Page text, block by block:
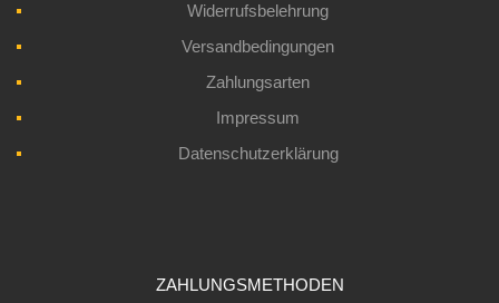
Widerrufsbelehrung
Versandbedingungen
Zahlungsarten
Impressum
Datenschutzerklärung
ZAHLUNGSMETHODEN